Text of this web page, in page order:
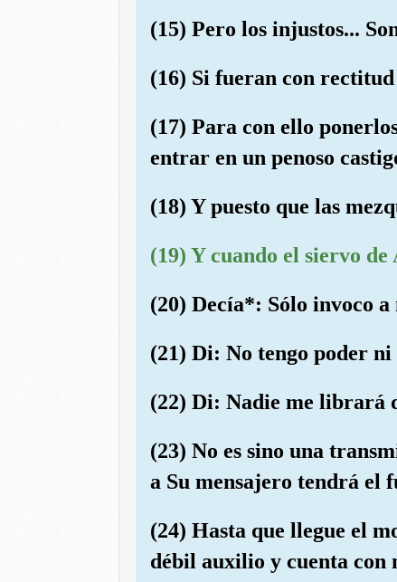
(15) Pero los injustos...
(16) Si fueran con
(17) Para con ello
entrar en un penoso
(18) Y puesto que las
(19) Y cuando el siervo
(20) Decía*: Sólo invoco
(21) Di: No tengo poder
(22) Di: Nadie me librará
(23) No es sino una
a Su mensajero tendrá el
(24) Hasta que llegue el
débil auxilio y cuenta con